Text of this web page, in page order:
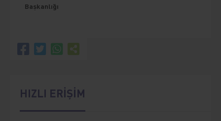
HIZLI ERİŞİM
Başkanlığı